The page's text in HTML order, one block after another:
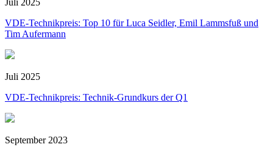
Juli 2025
VDE-Technikpreis: Top 10 für Luca Seidler, Emil Lammsfuß und
Tim Aufermann
Juli 2025
VDE-Technikpreis: Technik-Grundkurs der Q1
September 2023